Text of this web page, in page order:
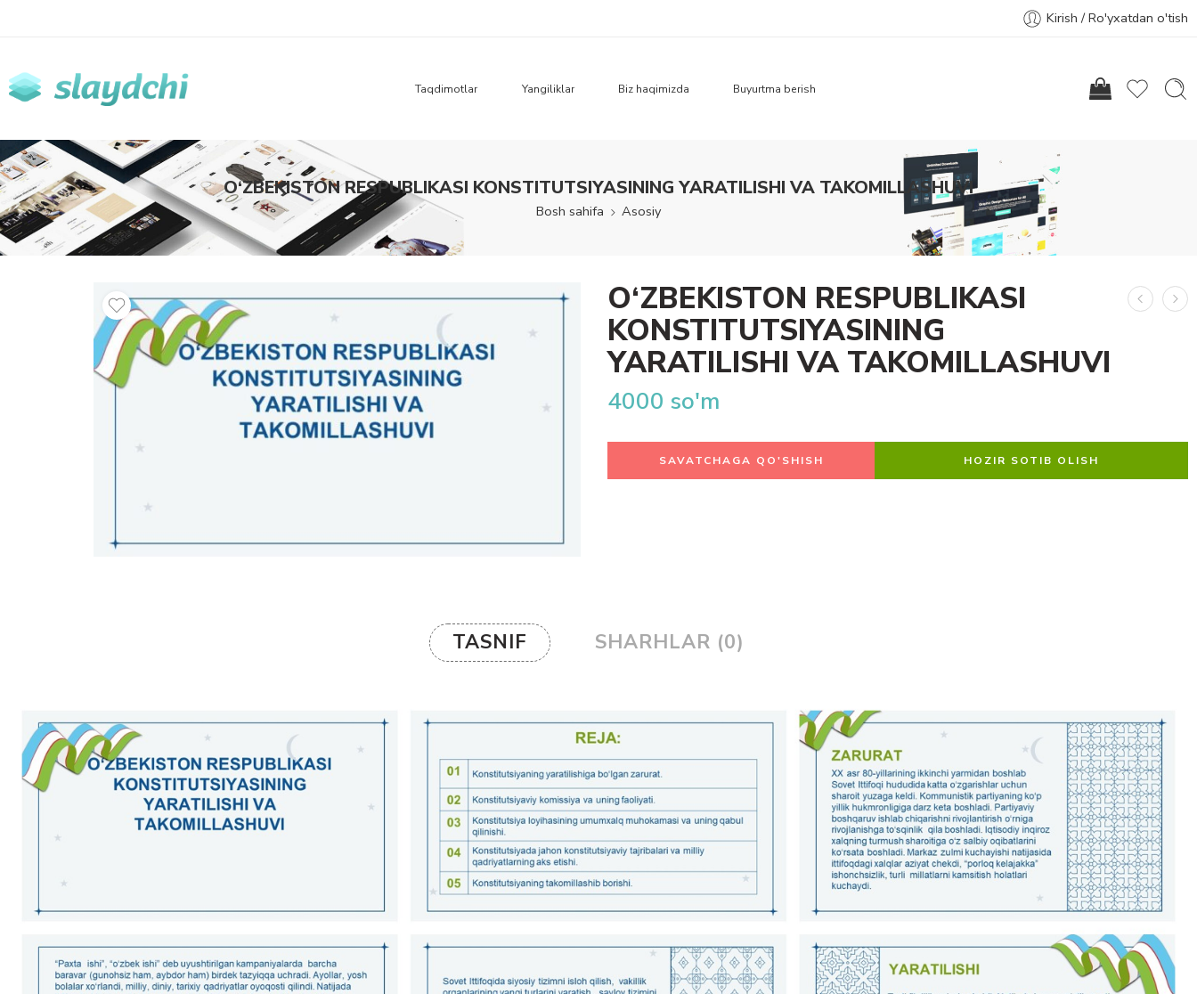
Kirish / Ro'yxatdan o'tish
Taqdimotlar Yangiliklar Biz haqimizda Buyurtma berish
O‘ZBEKISTON RESPUBLIKASI KONSTITUTSIYASINING YARATILISHI VA TAKOMILLASHUVI
Bosh sahifa Asosiy
O‘ZBEKISTON RESPUBLIKASI
KONSTITUTSIYASINING
YARATILISHI VA TAKOMILLASHUVI
4000 so'm
SAVATCHAGA QO'SHISH HOZIR SOTIB OLISH
TASNIF SHARHLAR (0)